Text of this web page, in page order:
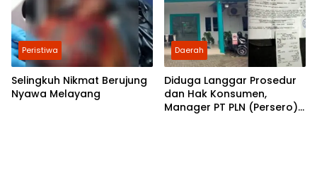
Amonggedo
Peristiwa
Selingkuh Nikmat Berujung
Nyawa Melayang
Daerah
Diduga Langgar Prosedur
dan Hak Konsumen,
Manager PT PLN (Persero)